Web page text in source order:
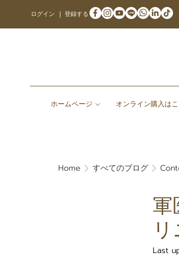
ログイン 登録する
ホームページ オンライン購入は
Home すべてのブログ
Last